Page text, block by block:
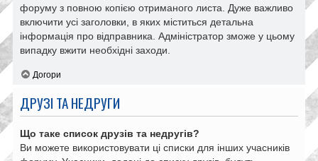
форуму з повною копією отриманого листа. Дуже важливо
включити усі заголовки, в яких міститься детальна
інформація про відправника. Адміністратор зможе у цьому
випадку вжити необхідні заходи.
Догори
ДРУЗІ ТА НЕДРУГИ
Що таке список друзів та недругів?
Ви можете використовувати ці списки для інших учасників